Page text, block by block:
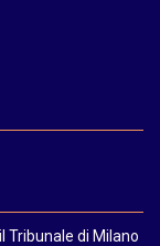
Tribunale di Milano